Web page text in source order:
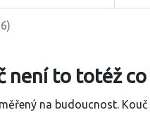
není to totéž
na budoucnost.